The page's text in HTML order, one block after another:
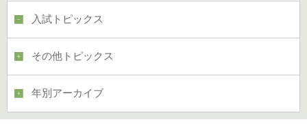
入試トピックス
その他トピックス
年別アーカイブ